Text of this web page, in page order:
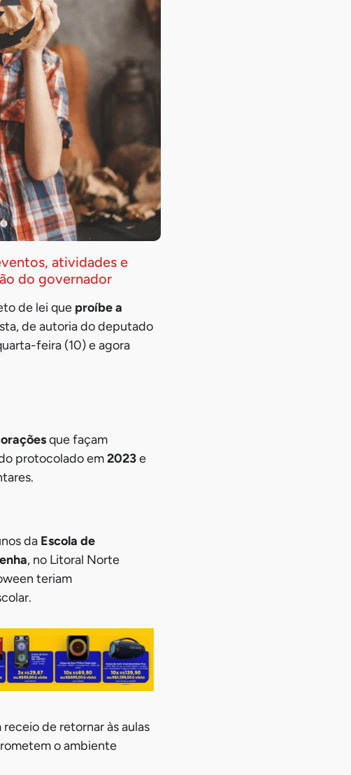
atividades e
do governador
de lei que proíbe a
de autoria do deputado
feira (10) e agora
que façam
protocolado em2023e
da Escola de
, no Litoral Norte
teriam
receio de retornar às aulas
o ambiente